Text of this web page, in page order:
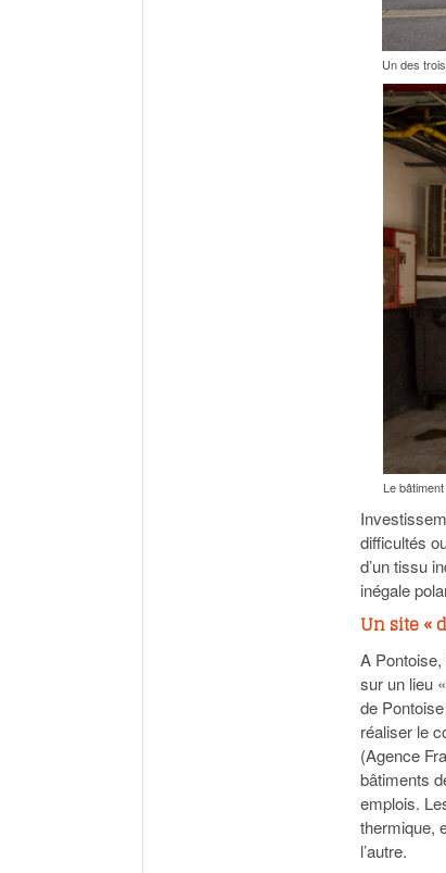
Un des
Le
difficultés
d’un tissu
inégale
Un site «
A Pontoise,
sur un lieu
de
réaliser le
(Agence
bâtiments
emplois.
thermique,
l’autre.